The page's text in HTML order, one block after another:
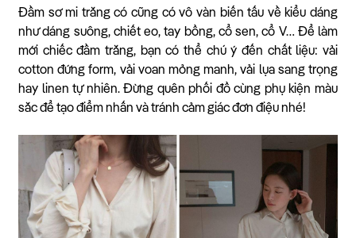
Đầm sơ mi trắng có cũng có vô vàn biến tấu về kiểu dáng
như dáng suông, chiết eo, tay bồng, cổ sen, cổ V… Để làm
mới chiếc đầm trắng, bạn có thể chú ý đến chất liệu: vải
cotton đứng form, vải voan mỏng manh, vải lụa sang trọng
hay linen tự nhiên. Đừng quên phối đồ cùng phụ kiện màu
sắc để tạo điểm nhấn và tránh cảm giác đơn điệu nhé!